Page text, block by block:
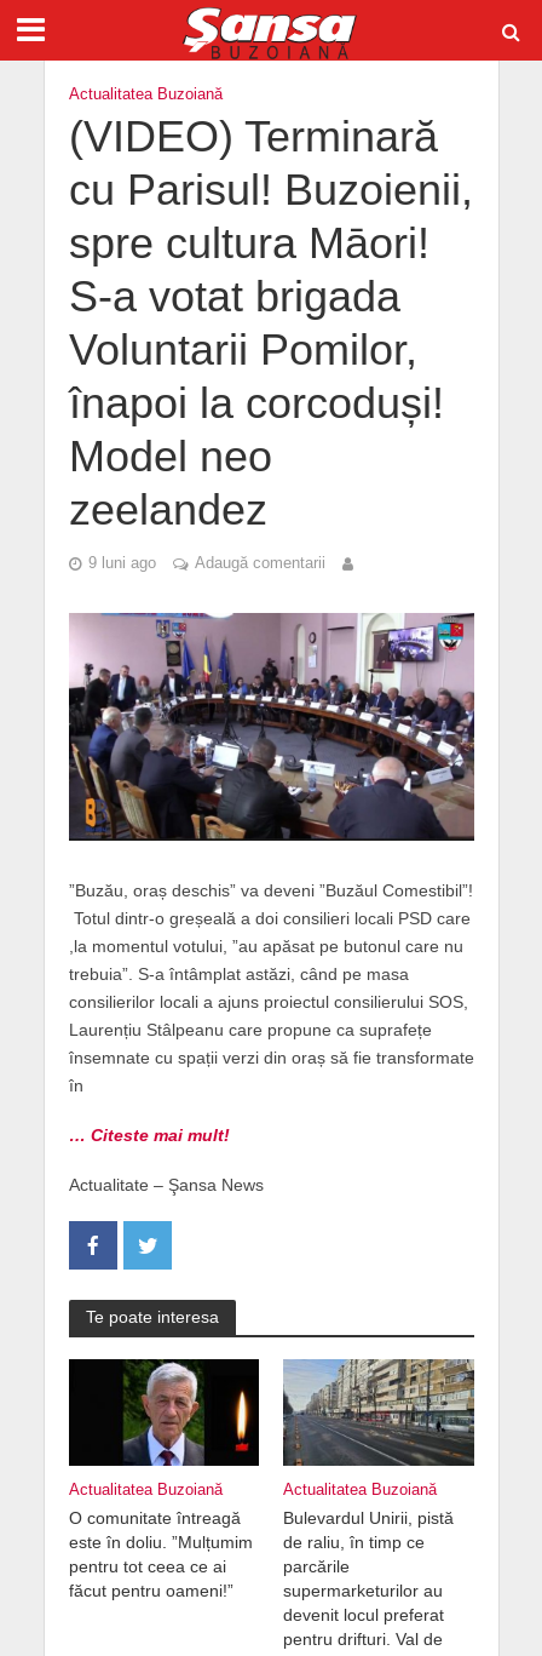
Actualitatea Buzoiană
(VIDEO) Terminară
cu Parisul! Buzoienii,
spre cultura Māori!
S-a votat brigada
Voluntarii Pomilor,
înapoi la corcoduși!
Model neo
zeelandez
9 luni ago Adaugă comentarii
”Buzău, oraș deschis” va deveni ”Buzăul Comestibil”!
Totul dintr-o greșeală a doi consilieri locali PSD care
,la momentul votului, ”au apăsat pe butonul care nu
trebuia”. S-a întâmplat astăzi, când pe masa
consilierilor locali a ajuns proiectul consilierului SOS,
Laurențiu Stâlpeanu care propune ca suprafețe
însemnate cu spații verzi din oraș să fie transformate
în
… Citeste mai mult!
Actualitate – Şansa News
Te poate interesa
Actualitatea Buzoiană
O comunitate întreagă
este în doliu. ”Mulțumim
pentru tot ceea ce ai
făcut pentru oameni!”
Actualitatea Buzoiană
Bulevardul Unirii, pistă
de raliu, în timp ce
parcările
supermarketurilor au
devenit locul preferat
pentru drifturi. Val de